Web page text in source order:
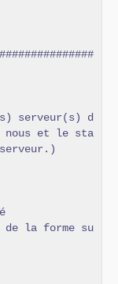
serveur(s) d
nous et le sta
de la forme su